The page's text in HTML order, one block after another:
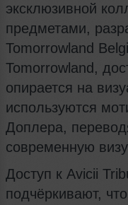
эксклюзивной
предметами,
Tomorrowland
Tomorrowland,
опирается на
используются
Доплера,
современную
Доступ к Avicii
подчёркивают,